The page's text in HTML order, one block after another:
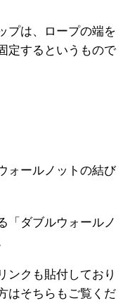
プは、ロープの端を
定するというもので
ォールノットの結び
「ダブルウォールノ
ンクも貼付しており
はそちらもご覧くだ